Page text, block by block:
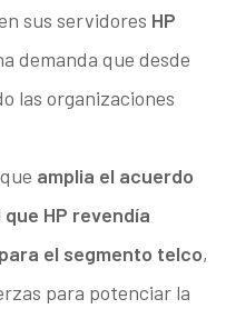
sus servidores HP
demanda que desde
las organizaciones
amplia el acuerdo
HP revendía
el segmento telco,
para potenciar la